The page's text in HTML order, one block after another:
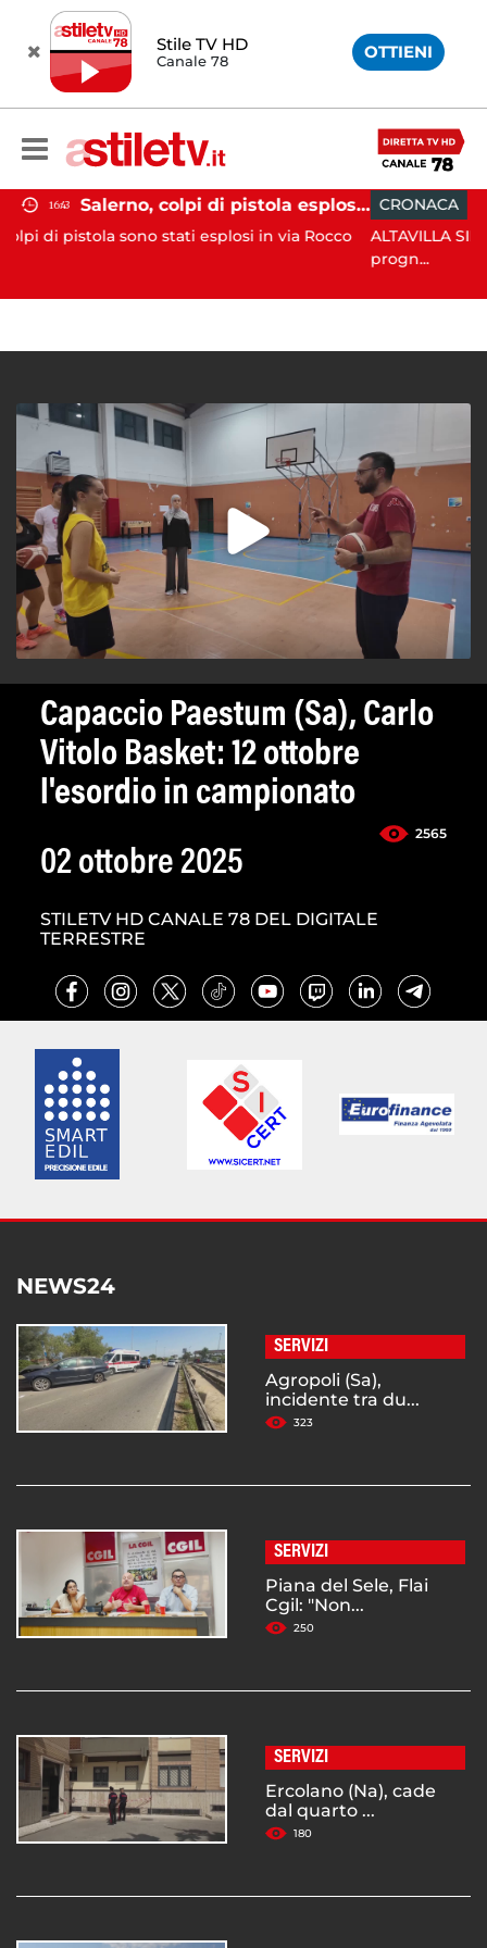
Stile TV HD
Canale 78 OTTIENI
Salerno, colpi di pistola esplosi a Pastena: paura tra i residenti
stati esplosi in via Rocco
CRONACA 18:11
ALTAVILLA SILENTINA. Grave
Capaccio Paestum (Sa), Carlo
Vitolo Basket: 12 ottobre
l'esordio in campionato
2565
02 ottobre 2025
STILETV HD CANALE 78 DEL DIGITALE
TERRESTRE
NEWS24
SERVIZI
Agropoli (Sa),
incidente tra du...
323
SERVIZI
Piana del Sele, Flai
Cgil: "Non...
250
SERVIZI
Ercolano (Na), cade
dal quarto ...
180